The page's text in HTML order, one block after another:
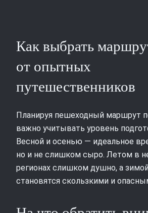
Как выбрать
от опытных
путешественников
Планируя пешеходный маршрут
важно учитывать уровень
Весной и осенью — идеальное
но и не слишком сыро. Летом в
регионах слишком душно, а
становятся скользкими и